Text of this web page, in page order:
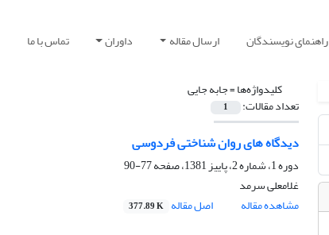
راهنمای نویسندگان ارسال مقاله داوران تماس با ما
کلیدواژه‌ها =جابه جایی
تعداد مقالات: 1
دیدگاه های روان شناختی فردوسی
دوره 1، شماره 2، پاییز 1381، صفحه
77-90
غلامعلی سرمد
مشاهده مقاله
اصل مقاله 377.89 K